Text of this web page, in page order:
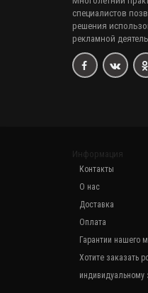
специалистов
решения
рекламной
Информация
Контакты
О нас
Доставка
Оплата
Гарантии нашего
Хотите заказать
индивидуальному